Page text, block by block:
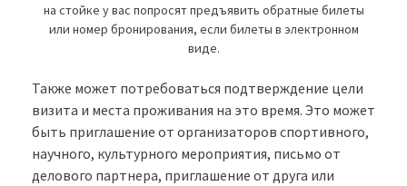
на стойке у вас попросят предъявить обратные билеты
или номер бронирования, если билеты в электронном
виде.
Также может потребоваться подтверждение цели
визита и места проживания на это время. Это может
быть приглашение от организаторов спортивного,
научного, культурного мероприятия, письмо от
делового партнера, приглашение от друга или